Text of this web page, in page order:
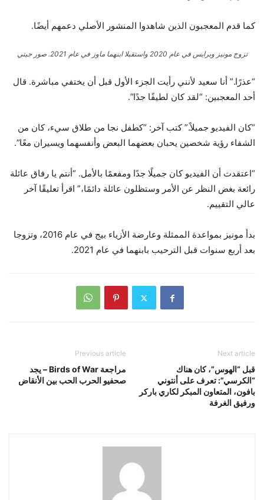
كما قدم المعجبون الذين شاهدوا المنشور الأصلي دعمهم أيضًا.
تزوج مونيز وبرايس في عام 2020 واستقبلا ابنهما ماوز في عام 2021. صور جيتي
“عذرًا.” أنا سعيد لأنني رأيت الجزء الأول قبل أن يختفي مباشرة. قال
أحد المعجبين: “لقد كان لطيفًا جدًا”.
“كان الفيديو جميلاً.” كتب آخر: “كطفل نجا من طلاق سيء، كان من
الشفاء رؤية شخصين يحبان بعضهما البعض وأنفسهما ويسيران معًا”.
“اعتقدت أن الفيديو كان جميلًا جدًا ومفعمًا بالأمل. “أنتم يا رفاق عائلة
رائعة بغض النظر عن الأمر وستظلون عائلة دائمًا،” اقرأ تعليقًا آخر
عالي التقييم.
بدأ مونيز بمواعدة الممثلة وعارضة الأزياء بيج في عام 2016، وتزوجا
بعد أربع سنوات قبل الترحيب بابنهما في عام 2021.
Previous article
مراجعة Birds of War – يجد
صحفيو الحرب الحب بين الأنقاض
Next article
قبل “الهوس”، كان هناك
“الكرسي”: تعرف على أنتوني
بافون، المتعاون المبكر لكاري باركر
ورفيق الغرفة